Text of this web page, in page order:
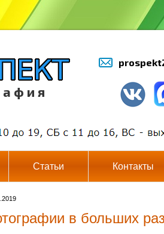
а ф и я
Статьи Контакты
в больших